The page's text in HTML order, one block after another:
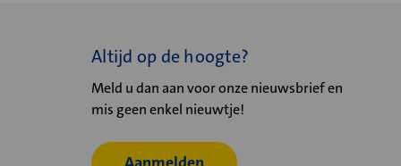
Altijd op de hoogte?
Meld u dan aan voor onze nieuwsbrief en
mis geen enkel nieuwtje!